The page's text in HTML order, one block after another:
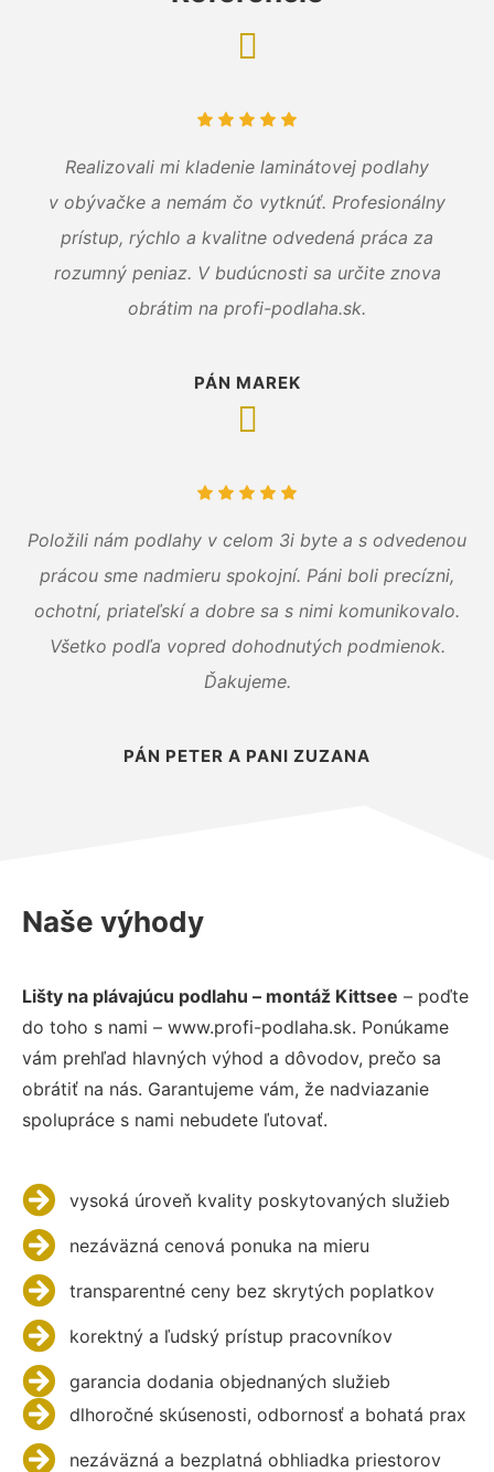
Realizovali mi kladenie laminátovej podlahy
v obývačke a nemám čo vytknúť. Profesionálny
prístup, rýchlo a kvalitne odvedená práca za
rozumný peniaz. V budúcnosti sa určite znova
obrátim na profi-podlaha.sk.
PÁN MAREK
Položili nám podlahy v celom 3i byte a s odvedenou
prácou sme nadmieru spokojní. Páni boli precízni,
ochotní, priateľskí a dobre sa s nimi komunikovalo.
Všetko podľa vopred dohodnutých podmienok.
Ďakujeme.
PÁN PETER A PANI ZUZANA
Naše výhody
Lišty na plávajúcu podlahu – montáž Kittsee – poďte
do toho s nami – www.profi-podlaha.sk. Ponúkame
vám prehľad hlavných výhod a dôvodov, prečo sa
obrátiť na nás. Garantujeme vám, že nadviazanie
spolupráce s nami nebudete ľutovať.
vysoká úroveň kvality poskytovaných služieb
nezáväzná cenová ponuka na mieru
transparentné ceny bez skrytých poplatkov
korektný a ľudský prístup pracovníkov
garancia dodania objednaných služieb
dlhoročné skúsenosti, odbornosť a bohatá prax
nezáväzná a bezplatná obhliadka priestorov